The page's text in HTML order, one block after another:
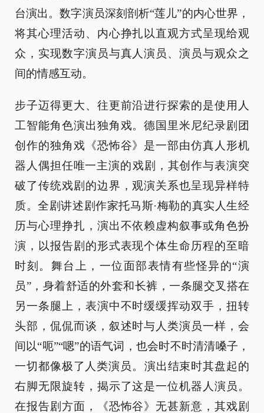
台演出。数字演员深刻剖析“莲儿”的内心世界，
将其心理活动、内心挣扎以直观方式呈现给观
众，实现数字演员与真人演员、演员与观众之
间的情感互动。
步子迈得更大、往更前沿进行探索的是使用人
工智能角色演出独角戏。德国里米尼纪录剧团
创作的独角戏《恐怖谷》是一部由仿真人形机
器人偶担任唯一主演的‌戏剧，其创作与表演突
破了传统戏剧的边界，观演关系也呈现异样特
质。全剧讲述剧作家托马斯·梅勒的真实人生经
历与心理挣扎，演出不依赖虚构叙事或角色扮
演，以报告剧的形式表现个体生命历程的至暗
时刻。舞台上，一位面部表情有些怪异的“演
员”，身着舒适的外套和长裤，一条腿交叉搭在
另一条腿上，表演中不时缓缓挥动双手，扭转
头部，侃侃而谈，叙述时与人类演员一样，会
间以“呃”“嗯”的语气词，也会时不时清清嗓子，
一切都像极了人类演员。‌演出结束时其盘起的
右脚无限旋转，揭示了这是一位机器人演员。
在报告剧方面，《恐怖谷》无甚新意，其戏剧